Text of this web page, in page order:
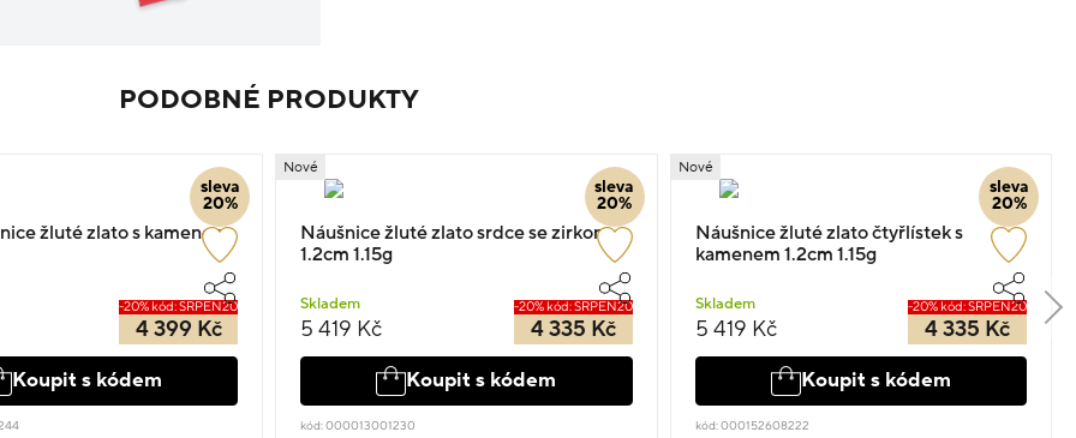
PODOBNÉ PRODUKTY
sleva
20%
žluté zlato s kamenem
-20% kód: SRPEN20
4 399 Kč
Koupit s kódem
sleva
20%
Nové
Náušnice žluté zlato srdce se zirkony
1.2cm 1.15g
Skladem
5 419 Kč
-20% kód: SRPEN20
4 335 Kč
Koupit s kódem
kód: 000013001230
sleva
20%
Nové
Náušnice žluté zlato čtyřlístek s
kamenem 1.2cm 1.15g
Skladem
5 419 Kč
-20% kód: SRPEN20
4 335 Kč
Koupit s kódem
kód: 000152608222